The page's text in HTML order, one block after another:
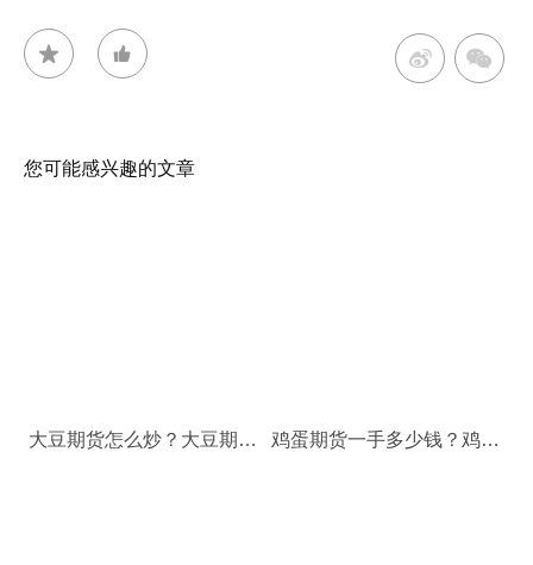
您可能感兴趣的文章
大豆期货怎么炒？大豆期货走势 鸡蛋期货一手多少钱？鸡蛋期货交易手续费是多少？